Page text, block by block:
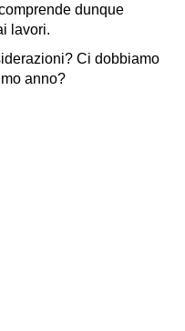
dunque
lavori.
Ci dobbiamo
anno?